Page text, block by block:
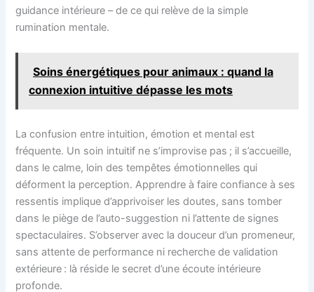
guidance intérieure – de ce qui relève de la simple
rumination mentale.
Soins énergétiques pour animaux : quand la
connexion intuitive dépasse les mots
La confusion entre intuition, émotion et mental est
fréquente. Un soin intuitif ne s’improvise pas ; il s’accueille,
dans le calme, loin des tempêtes émotionnelles qui
déforment la perception. Apprendre à faire confiance à ses
ressentis implique d’apprivoiser les doutes, sans tomber
dans le piège de l’auto-suggestion ni l’attente de signes
spectaculaires. S’observer avec la douceur d’un promeneur,
sans attente de performance ni recherche de validation
extérieure : là réside le secret d’une écoute intérieure
profonde.